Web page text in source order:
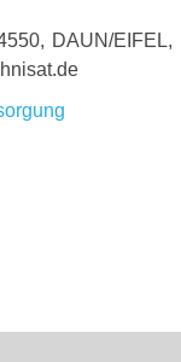
DAUN/EIFEL,